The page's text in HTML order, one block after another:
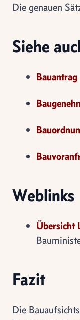
Die genauen
Siehe
Bauantrag
Weblinks
Übersicht
Fazit
Die